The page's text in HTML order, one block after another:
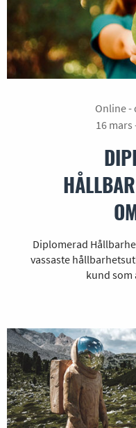
Online
16 mars
Diplomerad
vassaste
kund som